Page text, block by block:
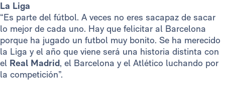
La Liga
“Es parte del fútbol. A veces no eres sacapaz de sacar
lo mejor de cada uno. Hay que felicitar al Barcelona
porque ha jugado un futbol muy bonito. Se ha merecido
la Liga y el año que viene será una historia distinta con
el Real Madrid, el Barcelona y el Atlético luchando por
la competición”.